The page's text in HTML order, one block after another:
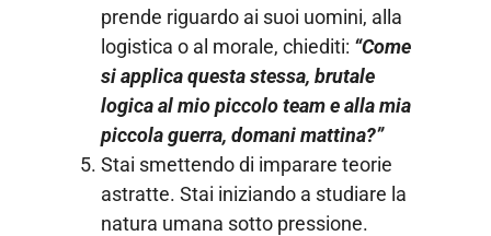
prende riguardo ai suoi uomini, alla
logistica o al morale, chiediti: “Come
si applica questa stessa, brutale
logica al mio piccolo team e alla mia
piccola guerra, domani mattina?”
Stai smettendo di imparare teorie
astratte. Stai iniziando a studiare la
natura umana sotto pressione.